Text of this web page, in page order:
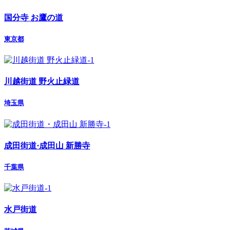
国分寺 お鷹の道
東京都
川越街道 野火止緑道
埼玉県
成田街道·成田山 新勝寺
千葉県
水戸街道